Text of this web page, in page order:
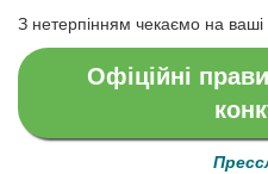
З нетерпінням чекаємо на ваші
Офіційні